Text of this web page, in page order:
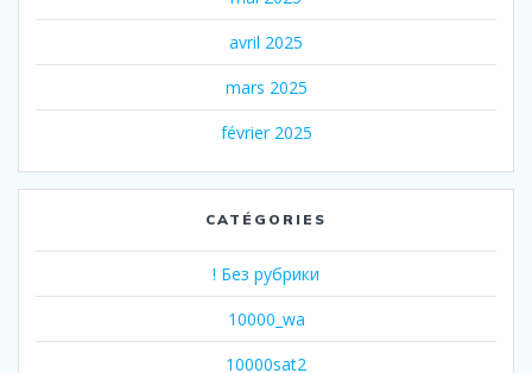
avril 2025
mars 2025
février 2025
CATÉGORIES
! Без рубрики
10000_wa
10000sat2